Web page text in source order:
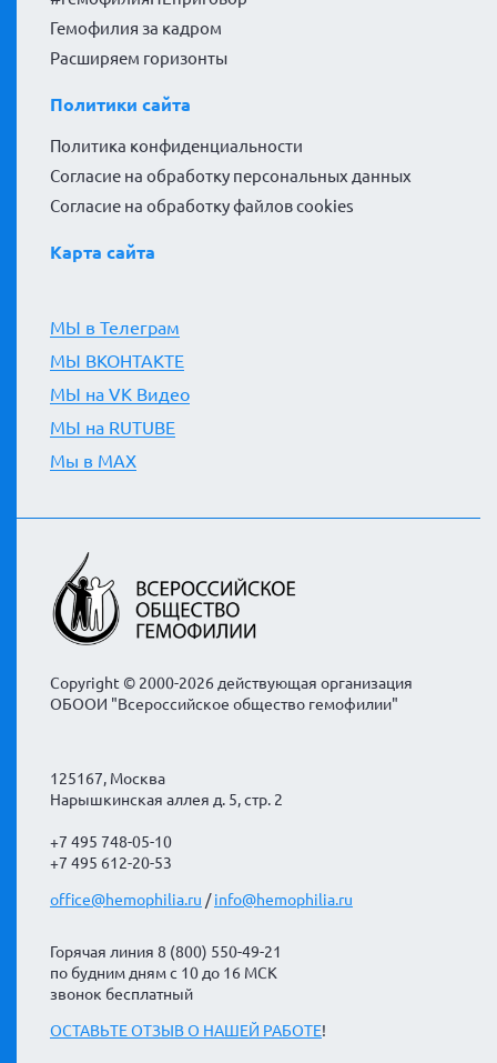
Гемофилия за кадром
Расширяем горизонты
Политики сайта
Политика конфиденциальности
Согласие на обработку персональных данных
Согласие на обработку файлов cookies
Карта сайта
МЫ в Телеграм
МЫ ВКОНТАКТЕ
МЫ на VK Видео
МЫ на RUTUBE
Мы в MAX
Copyright © 2000-2026 действующая организация
ОБООИ "Всероссийское общество гемофилии"
125167, Москва
Нарышкинская аллея д. 5, стр. 2
+7 495 748-05-10
+7 495 612-20-53
office@hemophilia.ru /info@hemophilia.ru
Горячая линия 8 (800) 550-49-21
по будним дням с 10 до 16 МСК
звонок бесплатный
ОСТАВЬТЕ ОТЗЫВ О НАШЕЙ РАБОТЕ!